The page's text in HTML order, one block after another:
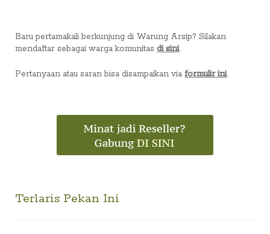
Baru pertamakali berkunjung di Warung Arsip? Silakan
mendaftar sebagai warga komunitas di sini.
Pertanyaan atau saran bisa disampaikan viaformulir ini.
Terlaris Pekan Ini